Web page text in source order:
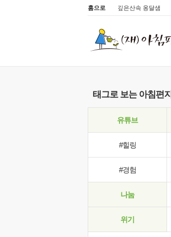
홈으로 깊은산속 옹달샘
태그로 보는 아침편지
유튜브
#힐링
#경험
나눔
위기